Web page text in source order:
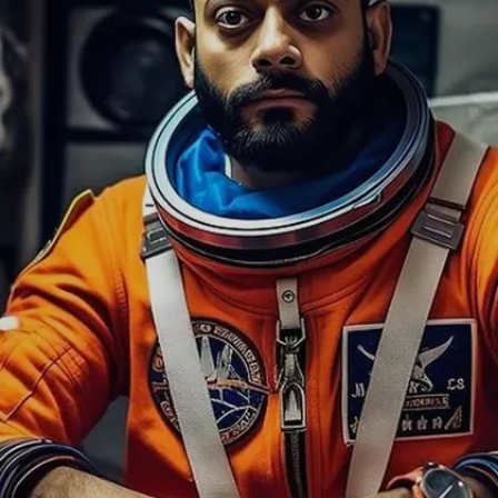
ম্যাচিওরড লুক এনেছে। সবই AI-এর কামাল
Image credits: instagram